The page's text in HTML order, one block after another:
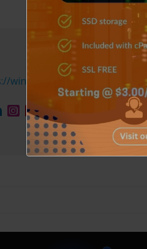
winxgo.com/